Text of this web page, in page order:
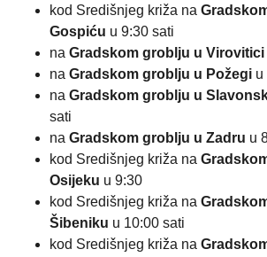
kod Središnjeg križa na
Gospiću u 9:30 sati
na Gradskom groblju u Virovitici
na Gradskom groblju u Požegi u
na Gradskom groblju u
sati
na Gradskom groblju u Zadru u
kod Središnjeg križa na
Osijeku u 9:30
kod Središnjeg križa na
Šibeniku u 10:00 sati
kod Središnjeg križa na